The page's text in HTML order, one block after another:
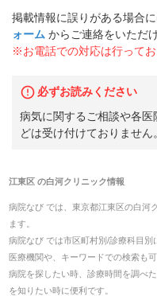
掲載情報に誤りがある場合に
ォーム からご連絡をいただ
※お電話での対応は行って
必ずお読みください
病気に関するご相談や各
どは受け付けておりません。
江東区の白河クリニック情報
病院なび では、 東京都江東区の白河
ます。
病院なび では市区町村別/診療科目
医療機関や、キーワードでの検索も可
病院を探したい時、診療時間を調べ
を知りたい時に便利です。